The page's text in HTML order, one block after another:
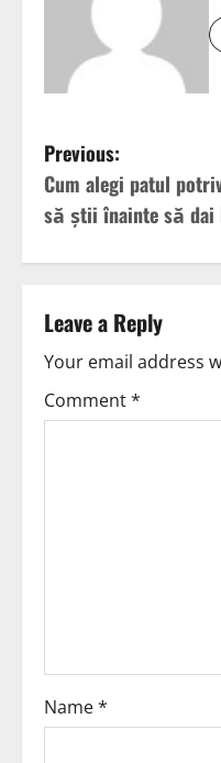
Previous:
Cum alegi patul
să știi înainte să dai
Leave a Reply
Your email address
Comment*
Name*